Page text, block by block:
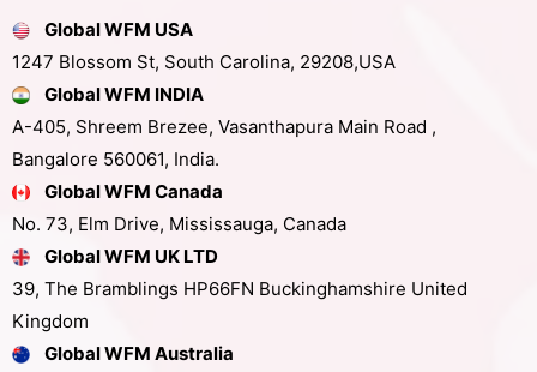
Global WFM USA
1247 Blossom St, South Carolina, 29208,USA
Global WFM INDIA
A-405, Shreem Brezee, Vasanthapura Main Road ,
Bangalore 560061, India.
Global WFM Canada
No. 73, Elm Drive, Mississauga, Canada
Global WFM UK LTD
39, The Bramblings HP66FN Buckinghamshire United
Kingdom
Global WFM Australia